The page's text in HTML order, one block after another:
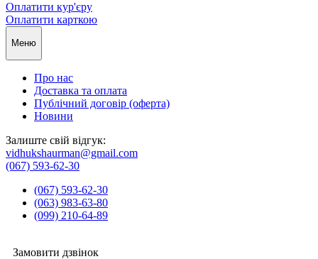
Оплатити кур'єру
Оплатити карткою
Меню
Про нас
Доставка та оплата
Публічний договір (оферта)
Новини
Залиште свій відгук:
vidhukshaurman@gmail.com
(067) 593-62-30
(067) 593-62-30
(063) 983-63-80
(099) 210-64-89
Замовити дзвінок